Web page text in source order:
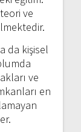
ve
da kişisel
ve
en